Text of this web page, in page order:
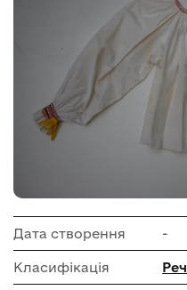
Дата створення -
Класифікація